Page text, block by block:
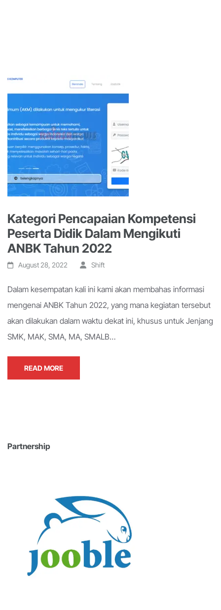
Kategori Pencapaian Kompetensi
Peserta Didik Dalam Mengikuti
ANBK Tahun 2022
August 28, 2022 Shift
Dalam kesempatan kali ini kami akan membahas informasi
mengenai ANBK Tahun 2022, yang mana kegiatan tersebut
akan dilakukan dalam waktu dekat ini, khusus untuk Jenjang
SMK, MAK, SMA, MA, SMALB…
READ MORE
Partnership